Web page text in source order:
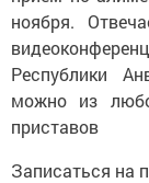
ноября.
Республики
можно из
приставов
Записаться на